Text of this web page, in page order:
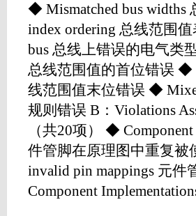
◆ Mismatched bus widths
index ordering 总线范围
bus 总线上错误的电气类
总线范围值的首位错误 ◆
线范围值末位错误 ◆
规则错误 B：Violations
（共20项） ◆
件管脚在原理图中重复被
invalid pin mappings 元
Component